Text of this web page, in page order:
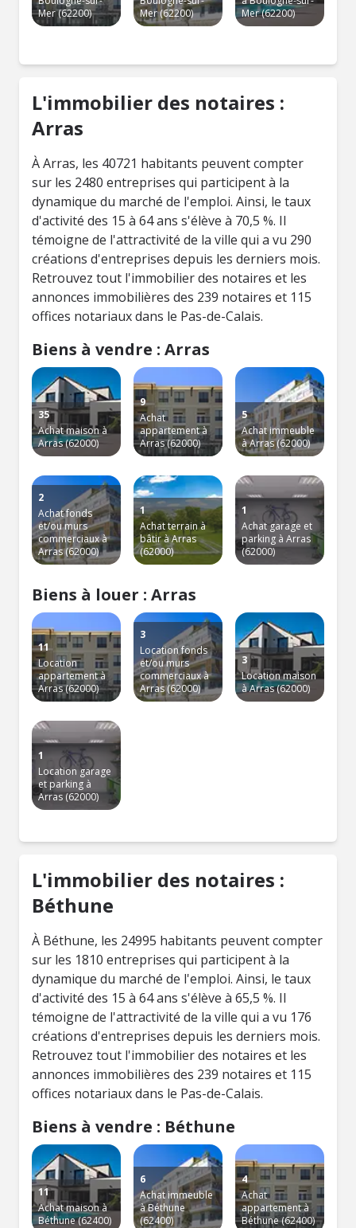
Mer (62200)
Mer (62200)
Mer (62200)
L'immobilier des notaires :
Arras
À Arras, les 40721 habitants peuvent compter
sur les 2480 entreprises qui participent à la
dynamique du marché de l'emploi. Ainsi, le taux
d'activité des 15 à 64 ans s'élève à 70,5 %. Il
témoigne de l'attractivité de la ville qui a vu 290
créations d'entreprises depuis les derniers mois.
Retrouvez tout l'immobilier des notaires et les
annonces immobilières des 239 notaires et 115
offices notariaux dans le Pas-de-Calais.
Biens à vendre : Arras
35
Achat maison à
Arras (62000)
9
Achat
appartement à
Arras (62000)
5
Achat immeuble
à Arras (62000)
2
Achat fonds
et/ou murs
commerciaux à
Arras (62000)
1
Achat terrain à
bâtir à Arras
(62000)
1
Achat garage et
parking à Arras
(62000)
Biens à louer : Arras
11
Location
appartement à
Arras (62000)
3
Location fonds
et/ou murs
commerciaux à
Arras (62000)
3
Location maison
à Arras (62000)
1
Location garage
et parking à
Arras (62000)
L'immobilier des notaires :
Béthune
À Béthune, les 24995 habitants peuvent compter
sur les 1810 entreprises qui participent à la
dynamique du marché de l'emploi. Ainsi, le taux
d'activité des 15 à 64 ans s'élève à 65,5 %. Il
témoigne de l'attractivité de la ville qui a vu 176
créations d'entreprises depuis les derniers mois.
Retrouvez tout l'immobilier des notaires et les
annonces immobilières des 239 notaires et 115
offices notariaux dans le Pas-de-Calais.
Biens à vendre : Béthune
11
Achat maison à
Béthune (62400)
6
Achat immeuble
à Béthune
(62400)
4
Achat
appartement à
Béthune (62400)